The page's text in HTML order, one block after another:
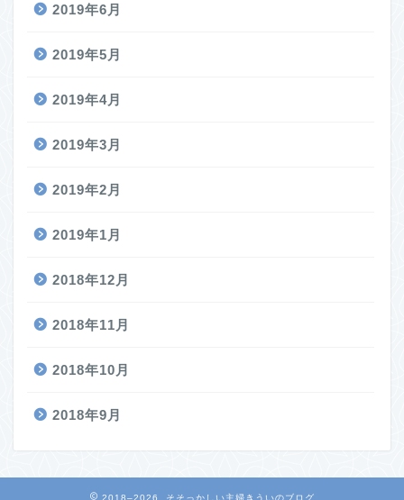
2019年6月
2019年5月
2019年4月
2019年3月
2019年2月
2019年1月
2018年12月
2018年11月
2018年10月
2018年9月
2018–2026 そそっかしい主婦きういのブログ